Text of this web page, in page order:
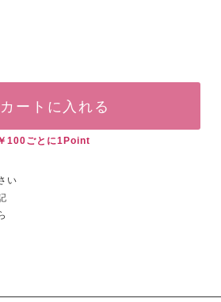
カートに入れる
￥100ごとに1Point
い